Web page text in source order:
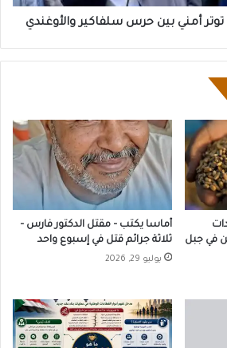
أمني بين حرس سلفاكير والأوغندي
في جبل
أماسا يكتب – مقتل الدكتور فارس –
ثلاثة جرائم قتل في إسبوع واحد
يوليو 29, 2026